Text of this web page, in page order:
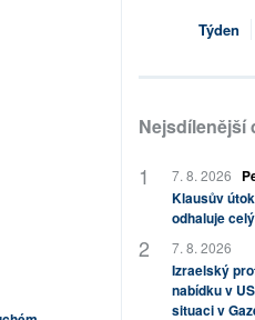
Týden
Nejsdílenější
7. 8. 2026
Klausův
odhaluje
7. 8. 2026
Izraelský
nabídku v
situaci v